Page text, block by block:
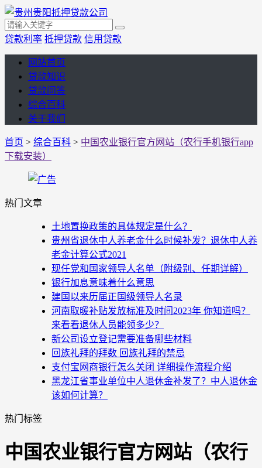
贷款利率 抵押贷款 信用贷款
网站首页
贷款知识
贷款问答
综合百科
关于我们
首页 > 综合百科 > 中国农业银行官方网站（农行手机银行app
下载安装）
热门文章
土地置换政策的具体规定是什么？
贵州省退休中人养老金什么时候补发？退休中人养
老金计算公式2021
现任党和国家领导人名单（附级别、任期详解）
银行加息意味着什么意思
建国以来历届正国级领导人名录
河南取暖补贴发放标准及时间2023年 你知道吗？
来看看退休人员能领多少？
新公司设立登记需要准备哪些材料
回族礼拜的拜数 回族礼拜的禁忌
支付宝网商银行怎么关闭 详细操作流程介绍
黑龙江省事业单位中人退休金补发了？中人退休金
该如何计算？
热门标签
中国农业银行官方网站（农行